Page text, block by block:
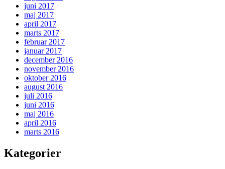
juni 2017
maj 2017
april 2017
marts 2017
februar 2017
januar 2017
december 2016
november 2016
oktober 2016
august 2016
juli 2016
juni 2016
maj 2016
april 2016
marts 2016
Kategorier